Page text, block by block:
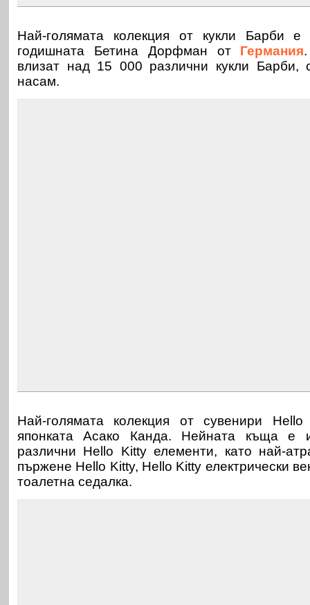
Най-голямата колекция от кукли Барби
годишната Бетина Дорфман от
Германия
влизат над 15 000 различни кукли Барби,
насам.
Най-голямата колекция от сувенири
японката Асако Канда. Нейната къща е
различни Hello Kitty елементи, като най-
пържене Hello Kitty, Hello Kitty електрически
тоалетна седалка.